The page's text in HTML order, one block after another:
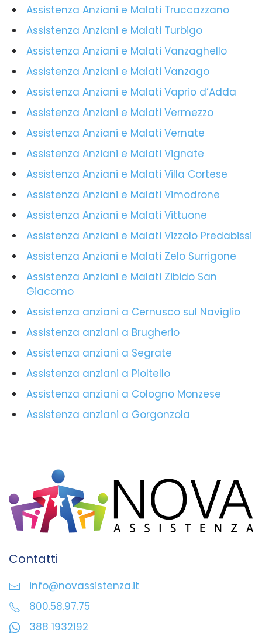
Assistenza Anziani e Malati Truccazzano
Assistenza Anziani e Malati Turbigo
Assistenza Anziani e Malati Vanzaghello
Assistenza Anziani e Malati Vanzago
Assistenza Anziani e Malati Vaprio d’Adda
Assistenza Anziani e Malati Vermezzo
Assistenza Anziani e Malati Vernate
Assistenza Anziani e Malati Vignate
Assistenza Anziani e Malati Villa Cortese
Assistenza Anziani e Malati Vimodrone
Assistenza Anziani e Malati Vittuone
Assistenza Anziani e Malati Vizzolo Predabissi
Assistenza Anziani e Malati Zelo Surrigone
Assistenza Anziani e Malati Zibido San
Giacomo
Assistenza anziani a Cernusco sul Naviglio
Assistenza anziani a Brugherio
Assistenza anziani a Segrate
Assistenza anziani a Pioltello
Assistenza anziani a Cologno Monzese
Assistenza anziani a Gorgonzola
Contatti
info@novassistenza.it
800.58.97.75
388 1932192